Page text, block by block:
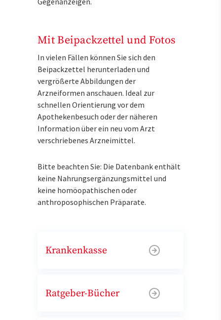
Mit Beipackzettel und Fotos
In vielen Fällen können Sie sich den
Beipackzettel herunterladen und
vergrößerte Abbildungen der
Arzneiformen anschauen. Ideal zur
schnellen Orientierung vor dem
Apothekenbesuch oder der näheren
Information über ein neu vom Arzt
verschriebenes Arzneimittel.
Bitte beachten Sie: Die Datenbank enthält
keine Nahrungsergänzungsmittel und
keine homöopathischen oder
anthroposophischen Präparate.
Krankenkasse
Ratgeber-Bücher